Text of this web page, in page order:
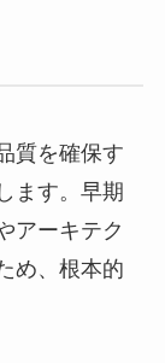
質を確保す
ます。早期
アーキテク
め、根本的